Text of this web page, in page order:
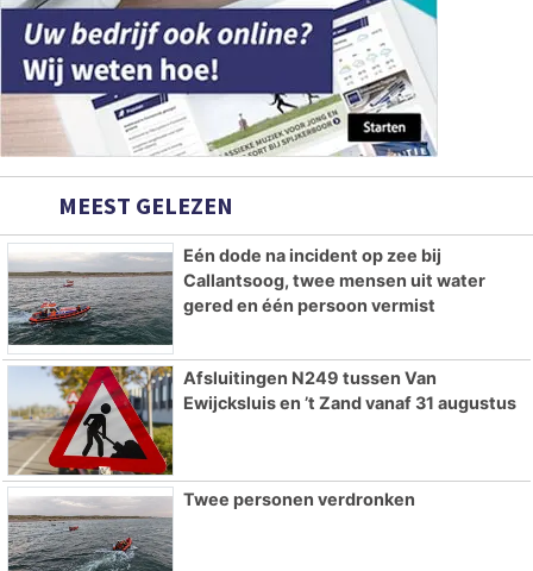
MEEST GELEZEN
Eén dode na incident op zee bij
Callantsoog, twee mensen uit water
gered en één persoon vermist
Afsluitingen N249 tussen Van
Ewijcksluis en ’t Zand vanaf 31 augustus
Twee personen verdronken